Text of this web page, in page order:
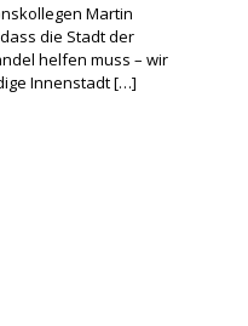
Martin
die Stadt der
helfen muss – wir
Innenstadt[…]